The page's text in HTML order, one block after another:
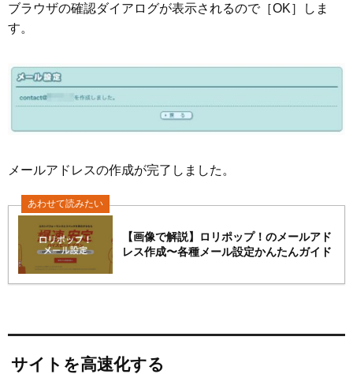
ブラウザの確認ダイアログが表示されるので［OK］しま
す。
メールアドレスの作成が完了しました。
【画像で解説】ロリポップ！のメールアド
レス作成〜各種メール設定かんたんガイド
サイトを高速化する